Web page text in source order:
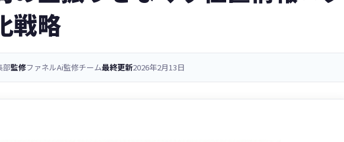
戦略
部監修ファネルAi監修チーム最終更新2026年2月13日